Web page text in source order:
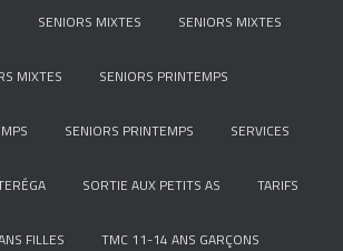
SENIORS MIXTES SENIORS MIXTES
MIXTES SENIORS PRINTEMPS
SENIORS PRINTEMPS SERVICES
SORTIE AUX PETITS AS TARIFS
FILLES TMC 11-14 ANS GARÇONS